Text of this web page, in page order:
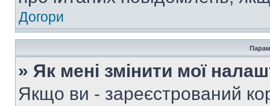
Догори
» Як мені змінити мої
Якщо ви - зареєстрований